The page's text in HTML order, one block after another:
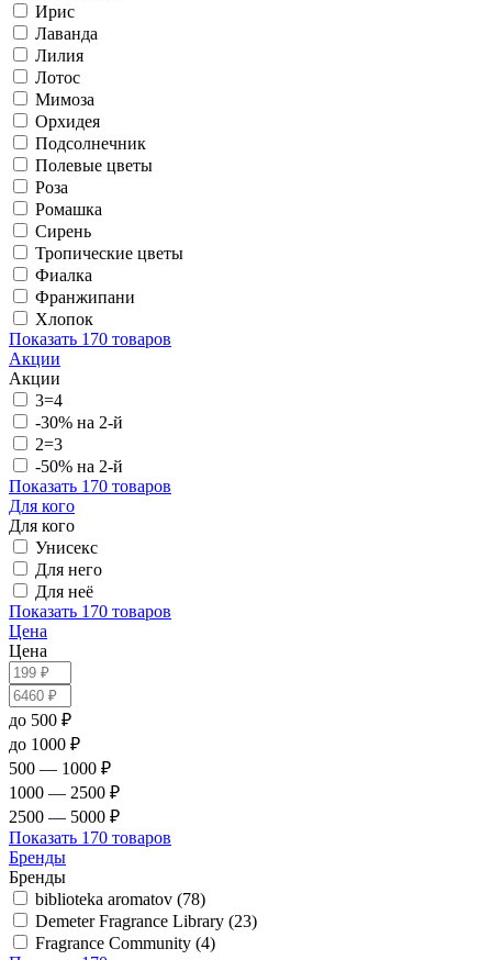
Ирис
Лаванда
Лилия
Лотос
Мимоза
Орхидея
Подсолнечник
Полевые цветы
Роза
Ромашка
Сирень
Тропические цветы
Фиалка
Франжипани
Хлопок
Показать 170 товаров
Акции
Акции
3=4
-30% на 2-й
2=3
-50% на 2-й
Показать 170 товаров
Для кого
Для кого
Унисекс
Для него
Для неё
Показать 170 товаров
Цена
Цена
до 500 ₽
до 1000 ₽
500 — 1000 ₽
1000 — 2500 ₽
2500 — 5000 ₽
Показать 170 товаров
Бренды
Бренды
biblioteka aromatov (78)
Demeter Fragrance Library (23)
Fragrance Community (4)